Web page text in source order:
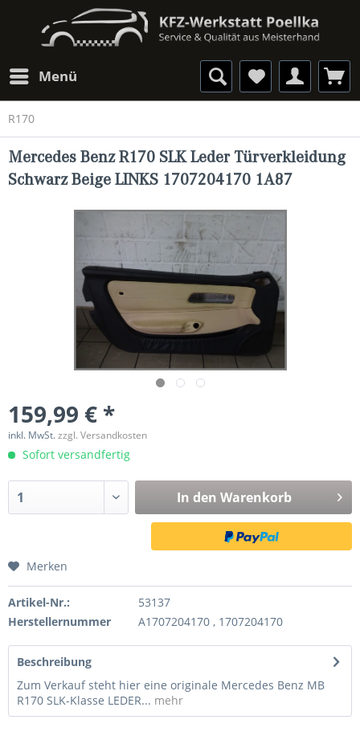
Menü
R170
Mercedes Benz R170 SLK Leder Türverkleidung
Schwarz Beige LINKS 1707204170 1A87
159,99 € *
inkl. MwSt.zzgl. Versandkosten
Sofort versandfertig
In den Warenkorb
Merken
Artikel-Nr.:
53137
Herstellernummer
A1707204170 , 1707204170
Beschreibung
Zum Verkauf steht hier eine originale Mercedes Benz MB
R170 SLK-Klasse LEDER... mehr